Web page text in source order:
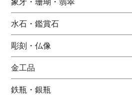
象牙・珊瑚・翡翠
水石・鑑賞石
彫刻・仏像
金工品
鉄瓶・銀瓶